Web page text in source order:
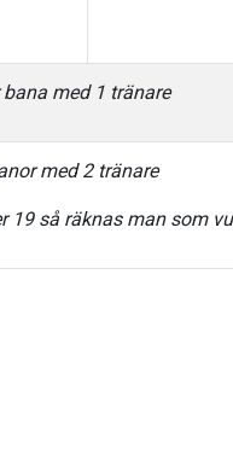
med 1 tränare
med 2 tränare
19 så räknas man som